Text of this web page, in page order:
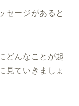
セージがあると
どんなことが起
見ていきましょ